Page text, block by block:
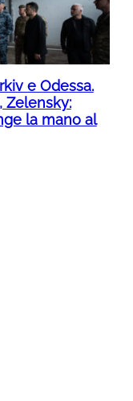
e Odessa.
Zelensky:
la mano al